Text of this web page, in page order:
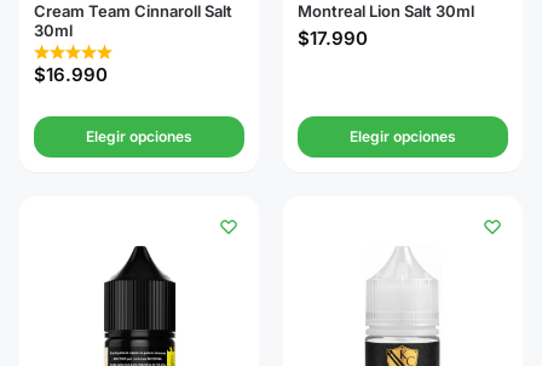
Cream Team Cinnaroll Salt
30ml
$16.990
Elegir opciones
Montreal Lion Salt 30ml
$17.990
Elegir opciones